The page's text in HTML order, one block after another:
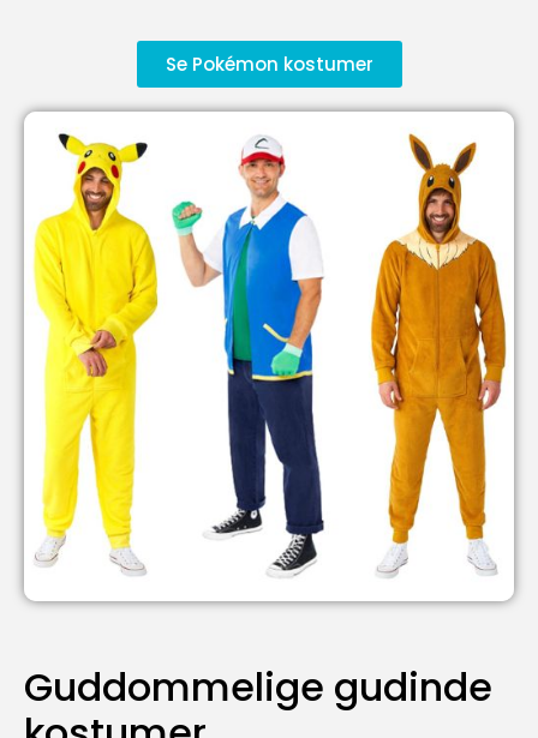
Se Pokémon kostumer
Guddommelige gudinde